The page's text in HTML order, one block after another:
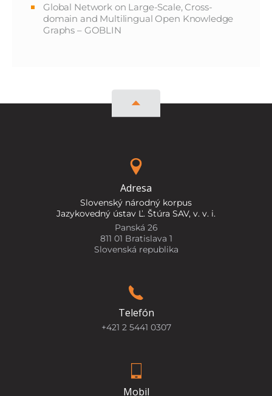
Global Network on Large-Scale, Cross-
domain and Multilingual Open Knowledge
Graphs – GOBLIN
Adresa
Slovenský národný korpus
Jazykovedný ústav Ľ. Štúra SAV, v. v. i.
Panská 26
811 01 Bratislava 1
Slovenská republika
Telefón
+421 2 5441 0307
Mobil